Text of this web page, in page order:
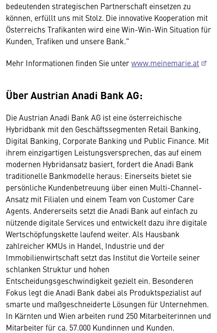
bedeutenden strategischen Partnerschaft einsetzen zu
können, erfüllt uns mit Stolz. Die innovative Kooperation mit
Österreichs Trafikanten wird eine Win-Win-Win Situation für
Kunden, Trafiken und unsere Bank."
Mehr Informationen finden Sie unterwww.meinemarie.at
Über Austrian Anadi Bank AG:
Die Austrian Anadi Bank AG ist eine österreichische
Hybridbank mit den Geschäftssegmenten Retail Banking,
Digital Banking, Corporate Banking und Public Finance. Mit
ihrem einzigartigen Leistungsversprechen, das auf einem
modernen Hybridansatz basiert, fordert die Anadi Bank
traditionelle Bankmodelle heraus: Einerseits bietet sie
persönliche Kundenbetreuung über einen Multi-Channel-
Ansatz mit Filialen und einem Team von Customer Care
Agents. Andererseits setzt die Anadi Bank auf einfach zu
nützende digitale Services und entwickelt dazu ihre digitale
Wertschöpfungskette laufend weiter. Als Hausbank
zahlreicher KMUs in Handel, Industrie und der
Immobilienwirtschaft setzt das Institut die Vorteile seiner
schlanken Struktur und hohen
Entscheidungsgeschwindigkeit gezielt ein. Besonderen
Fokus legt die Anadi Bank dabei als Produktspezialist auf
smarte und maßgeschneiderte Lösungen für Unternehmen.
In Kärnten und Wien arbeiten rund 250 Mitarbeiterinnen und
Mitarbeiter für ca. 57.000 Kundinnen und Kunden.